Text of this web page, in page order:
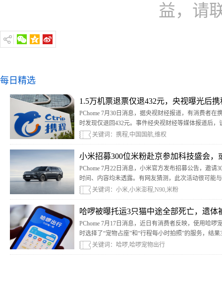
益，请
每日精选
1.5万机票退票仅退432元，央视曝光后
PChome 7月30日消息，据央视财经报道，有消费者
时发现仅退回432元。事件经央视财经等媒体报道后
关键词：携程,中国国航,维权
小米招募300位米粉赴京参加科技盛会，
PChome 7月22日消息，小米官方发布招募公告，邀请
时间、内容均未透露。有网友猜测，此次活动很可能
关键词：小米,小米澎程,N90,米粉
哈啰被曝托运3只猫中途全部死亡，遗体
PChome 7月17日消息，近日有消费者反映，使用哈
时选择了“宠物占座”和“行程每小时拍照”的服务，结
路服务区。
关键词：哈啰,哈啰宠物出行